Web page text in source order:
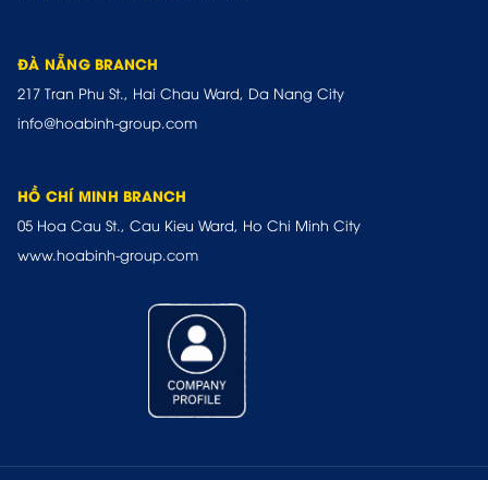
ĐÀ NẴNG BRANCH
217 Tran Phu St., Hai Chau Ward, Da Nang City
info@hoabinh-group.com
HỒ CHÍ MINH BRANCH
05 Hoa Cau St., Cau Kieu Ward, Ho Chi Minh City
www.hoabinh-group.com